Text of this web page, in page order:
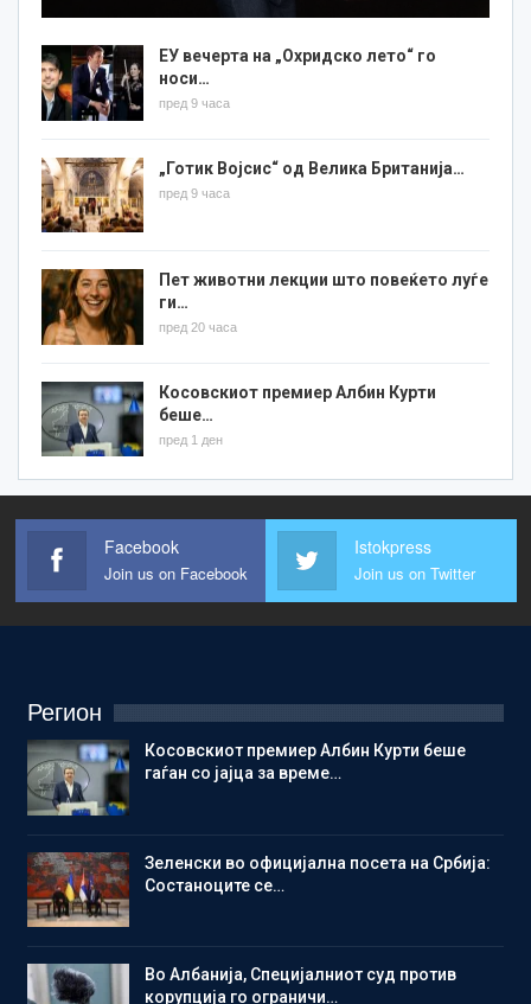
ЕУ вечерта на „Охридско лето“ го
носи…
пред 9 часа
„Готик Војсис“ од Велика Британија…
пред 9 часа
Пет животни лекции што повеќето луѓе
ги…
пред 20 часа
Косовскиот премиер Албин Курти
беше…
пред 1 ден
Facebook
Join us on Facebook
Istokpress
Join us on Twitter
Регион
Косовскиот премиер Албин Курти беше
гаѓан со јајца за време…
Зеленски во официјална посета на Србија:
Состаноците се…
Во Албанија, Специјалниот суд против
корупција го ограничи…